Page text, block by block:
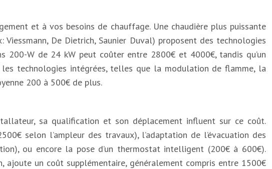
et à vos besoins de chauffage. Une chaudière plus puissante
De Dietrich, Saunier Duval) proposent des technologies
200-W de 24 kW peut coûter entre 2800€ et 4000€, tandis qu’un
technologies intégrées, telles que la modulation de flamme, la
200 à 500€ de plus.
sa qualification et son déplacement influent sur ce coût.
selon l’ampleur des travaux), l’adaptation de l’évacuation des
ou encore la pose d’un thermostat intelligent (200€ à 600€).
ajoute un coût supplémentaire, généralement compris entre 1500€